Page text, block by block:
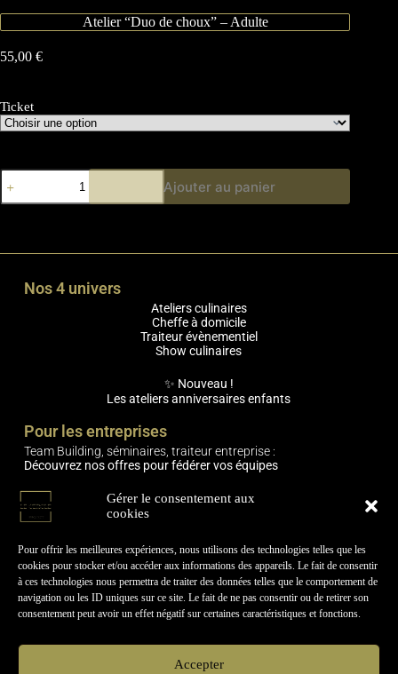
Gérer le consentement aux
cookies
Pour offrir les meilleures expériences, nous utilisons des technologies telles que les
cookies pour stocker et/ou accéder aux informations des appareils. Le fait de consentir
à ces technologies nous permettra de traiter des données telles que le comportement de
navigation ou les ID uniques sur ce site. Le fait de ne pas consentir ou de retirer son
consentement peut avoir un effet négatif sur certaines caractéristiques et fonctions.
Accepter
Atelier “Duo de choux” – Adulte
55,00 €
Ticket
Ajouter au panier
Nos 4 univers
Ateliers culinaires
Cheffe à domicile
Traiteur évènementiel
Show culinaires
✨ Nouveau !
Les ateliers anniversaires enfants
Pour les entreprises
Team Building, séminaires, traiteur entreprise :
Découvrez nos offres pour fédérer vos équipes
Engagements
🌿 Expériences responsables (produits locaux, circuits courts,
🫶 Expériences relationnelles & humaines
Informations pratiques
Contactez-nous !
cadeau